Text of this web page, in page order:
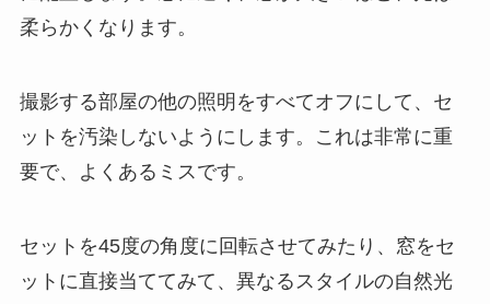
柔らかくなります。
撮影する部屋の他の照明をすべてオフにして、セ
ットを汚染しないようにします。これは非常に重
要で、よくあるミスです。
セットを45度の角度に回転させてみたり、窓をセ
ットに直接当ててみて、異なるスタイルの自然光